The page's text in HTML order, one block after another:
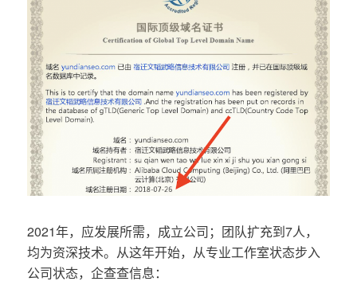
2021年，应发展所需，成立公司；团队扩充到7人，
均为资深技术。从这年开始，从专业工作室状态步入
公司状态，企查查信息：